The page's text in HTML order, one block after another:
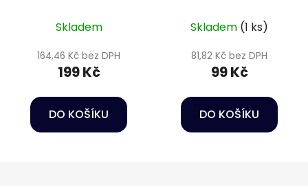
Skladem
164,46 Kč bez DPH
199 Kč
DO KOŠÍKU
Skladem (1 ks)
81,82 Kč bez DPH
99 Kč
DO KOŠÍKU